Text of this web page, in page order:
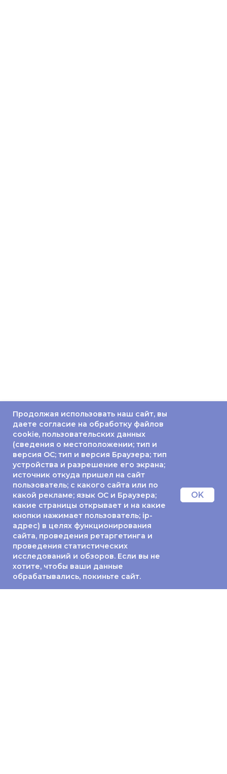
Продолжая использовать наш сайт, вы
даете согласие на обработку файлов
cookie, пользовательских данных
(сведения о местоположении; тип и
версия ОС; тип и версия Браузера; тип
устройства и разрешение его экрана;
источник откуда пришел на сайт
пользователь; с какого сайта или по
какой рекламе; язык ОС и Браузера;
какие страницы открывает и на какие
кнопки нажимает пользователь; ip-
адрес) в целях функционирования
сайта, проведения ретаргетинга и
проведения статистических
исследований и обзоров. Если вы не
хотите, чтобы ваши данные
обрабатывались, покиньте сайт.
OK